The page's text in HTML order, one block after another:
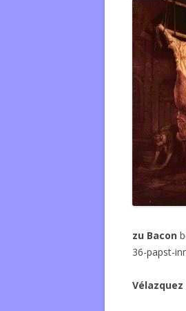
zu Bacon
36-papst-
Vélazquez